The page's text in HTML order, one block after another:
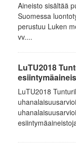
Aineisto sisältää
Suomessa
perustuu Luken
vv....
LuTU2018
LuTU2018